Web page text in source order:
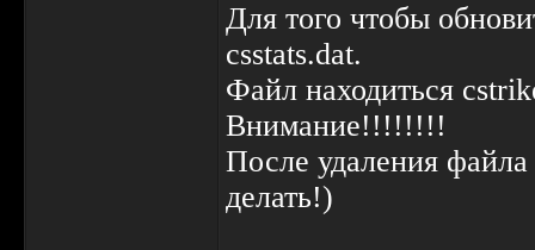
Для того чтобы
csstats.dat.
Файл находиться
Внимание!!!!!!!!
После удаления
делать!)